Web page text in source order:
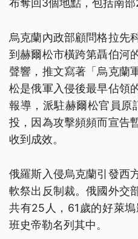
布奪回3個地點，包括南部
烏克蘭內政部顧問格拉先
到赫爾松市橫跨第聶伯河
聲響，推文寫著「烏克蘭
松是俄軍入侵後最早佔領
報導，派駐赫爾松官員原
投，因為攻擊頻頻而宣告
收到成效。
俄羅斯入侵烏克蘭引發西
軟祭出反制裁。俄國外交
共有25人，61歲的好萊
班史帝勒名列其中。